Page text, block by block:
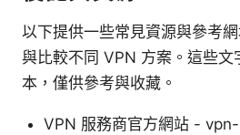
以下提供一些常見資源與參考
與比較不同 VPN 方案。這些文
本，僅供參考與收藏。
VPN 服務商官方網站 -